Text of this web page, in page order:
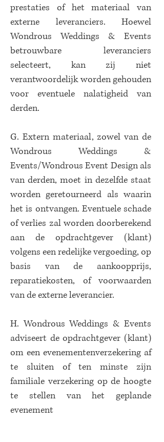
prestaties of het materiaal van
externe leveranciers. Hoewel
Wondrous Weddings & Events
betrouwbare leveranciers
selecteert, kan zij niet
verantwoordelijk worden gehouden
voor eventuele nalatigheid van
derden.
G. Extern materiaal, zowel van de
Wondrous Weddings &
Events/Wondrous Event Design als
van derden, moet in dezelfde staat
worden geretourneerd als waarin
het is ontvangen. Eventuele schade
of verlies zal worden doorberekend
aan de opdrachtgever (klant)
volgens een redelijke vergoeding, op
basis van de aankoopprijs,
reparatiekosten, of voorwaarden
van de externe leverancier.
H. Wondrous Weddings & Events
adviseert de opdrachtgever (klant)
om een evenementenverzekering af
te sluiten of ten minste zijn
familiale verzekering op de hoogte
te stellen van het geplande
evenement